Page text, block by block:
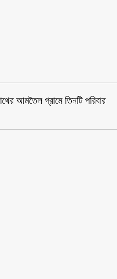
আমতৈল গ্রামে তিনটি পরিবার